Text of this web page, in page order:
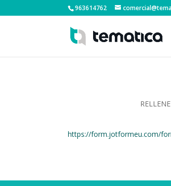
963614762
https://form.jotformeu.com/